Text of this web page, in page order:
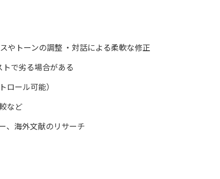
やトーンの調整 ・対話による柔軟な修正
で劣る場合がある
ロール可能）
など
、海外文献のリサーチ